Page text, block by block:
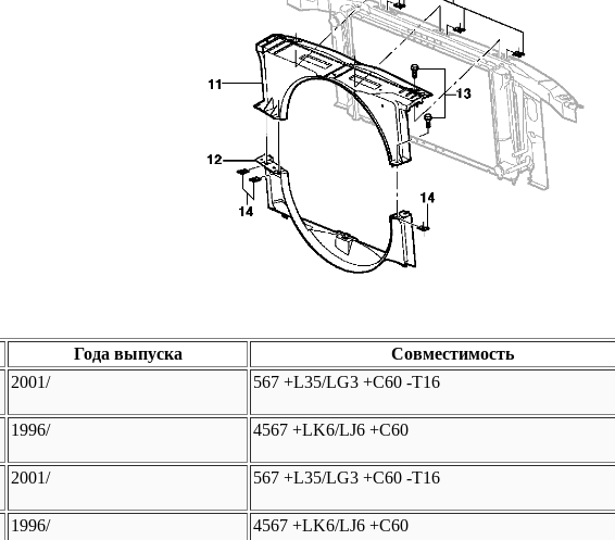
Года выпуска Совместимость
2001/ 567 +L35/LG3 +C60 -T16
1996/ 4567 +LK6/LJ6 +C60
2001/ 567 +L35/LG3 +C60 -T16
1996/ 4567 +LK6/LJ6 +C60